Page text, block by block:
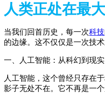
人类正处在最大
当我们回首历史，每一次科技
的边缘。这不仅仅是一次技
一、人工智能：从科幻到现实
人工智能，这个曾经只存在
影子无处不在。它不再是一